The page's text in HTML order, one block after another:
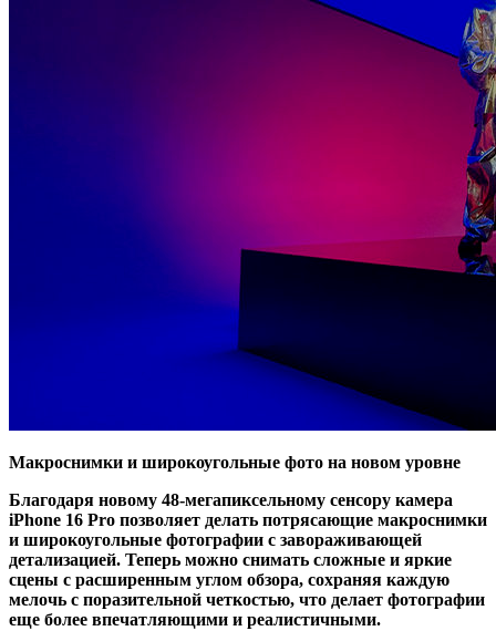
Макроснимки и широкоугольные фото на новом уровне
Благодаря новому 48-мегапиксельному сенсору камера
iPhone 16 Pro позволяет делать потрясающие макроснимки
и широкоугольные фотографии с завораживающей
детализацией. Теперь можно снимать сложные и яркие
сцены с расширенным углом обзора, сохраняя каждую
мелочь с поразительной четкостью, что делает фотографии
еще более впечатляющими и реалистичными.